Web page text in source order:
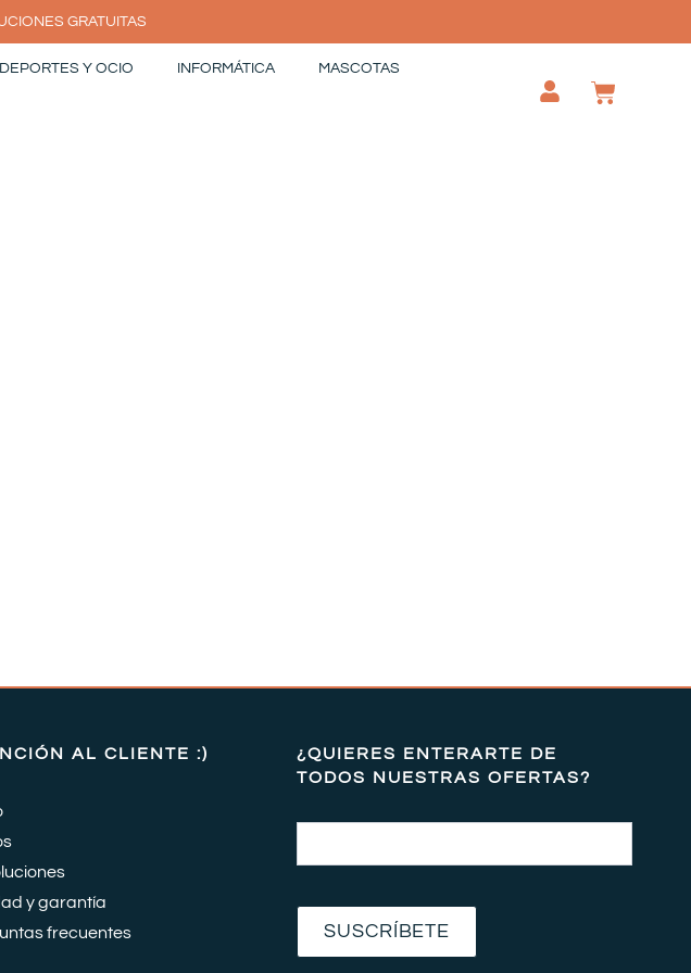
GRATUITAS
DEPORTES Y OCIO INFORMÁTICA MASCOTAS
AL CLIENTE :)
y garantía
frecuentes
¿QUIERES ENTERARTE DE
TODOS NUESTRAS OFERTAS?
SUSCRÍBETE